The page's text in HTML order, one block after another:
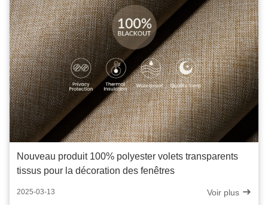
Nouveau produit 100% polyester volets transparents
tissus pour la décoration des fenêtres
2025-03-13 Voir plus